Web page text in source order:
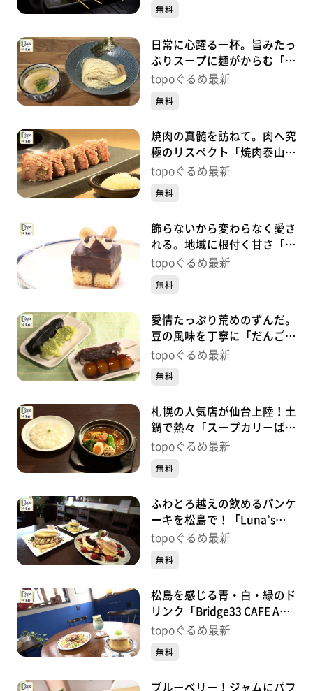
無料
日常に心躍る一杯。旨みたっ
ぷりスープに麺がからむ「自
家製麺 風夏」（宮城野区岩
topoぐるめ最新
無料
焼肉の真髄を訪ねて。肉へ究
極のリスペクト「焼肉泰山
定禅寺通り店」（青葉区国分
topoぐるめ最新
無料
飾らないから変わらなく愛さ
れる。地域に根付く甘さ「ガ
トーオバラ」（若林区連坊小
topoぐるめ最新
無料
愛情たっぷり荒めのずんだ。
豆の風味を丁寧に「だんご茶
屋あらまち」（若林区東九番
topoぐるめ最新
無料
札幌の人気店が仙台上陸！土
鍋で熱々「スープカリーばぐ
ばぐ仙台店」（太白区長町
topoぐるめ最新
無料
ふわとろ越えの飲めるパンケ
ーキを松島で！「Luna’s
Green Pancake」（松島町初
め】
topoぐるめ最新
無料
松島を感じる青・白・緑のド
リンク「Bridge33 CAFE AND
HOSTEL」（松島町高城町）
topoぐるめ最新
無料
ブルーベリー！ジャムにパフ